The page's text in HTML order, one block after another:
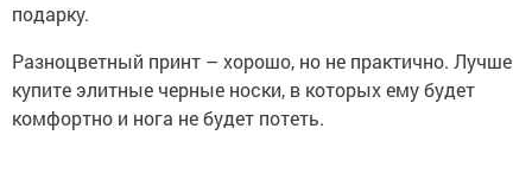
подарку.
Разноцветный принт – хорошо, но не практично. Лучше
купите элитные черные носки, в которых ему будет
комфортно и нога не будет потеть.